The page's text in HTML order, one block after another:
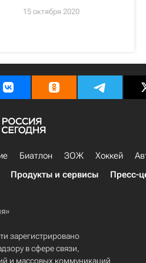
15 октября 2020
Биатлон ЗОЖ Хоккей
Продукты и сервисы Пресс-
зарегистрировано
в сфере связи,
и массовых коммуникаций